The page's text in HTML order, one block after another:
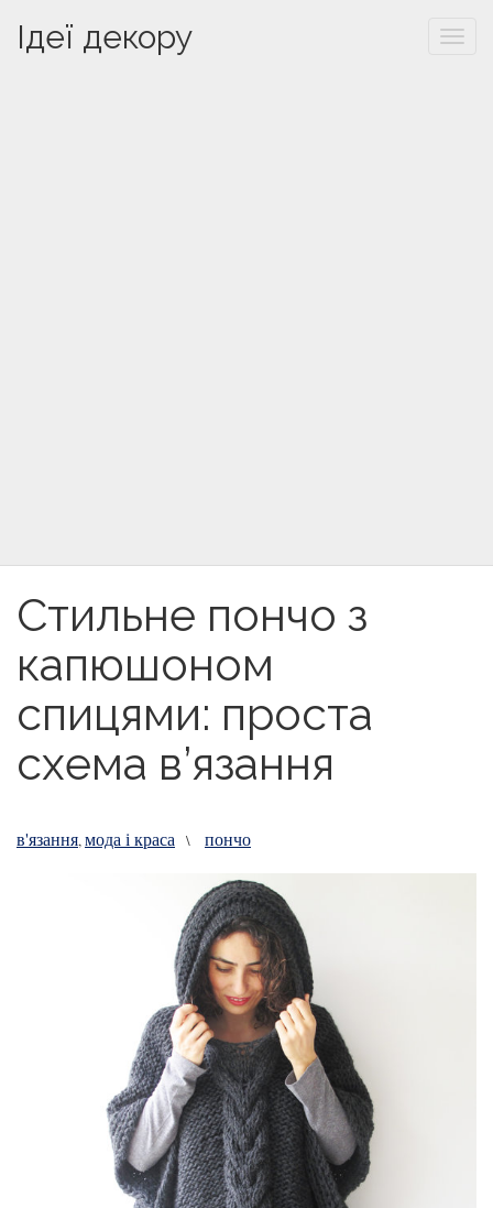
Ідеї декору
Стильне пончо з
капюшоном
спицями: проста
схема в’язання
в'язання,мода і краса \ пончо